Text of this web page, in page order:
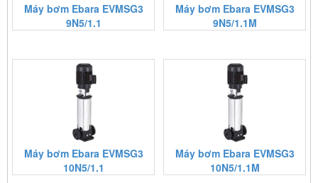
Máy bơm Ebara EVMSG3
9N5/1.1
Máy bơm Ebara EVMSG3
9N5/1.1M
Máy bơm Ebara EVMSG3
10N5/1.1
Máy bơm Ebara EVMSG3
10N5/1.1M